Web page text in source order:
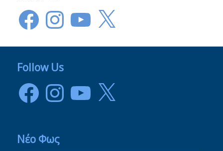
FacebookInstagramYouTube
X
Follow Us
FacebookInstagramYouTube
X
Νέο Φως